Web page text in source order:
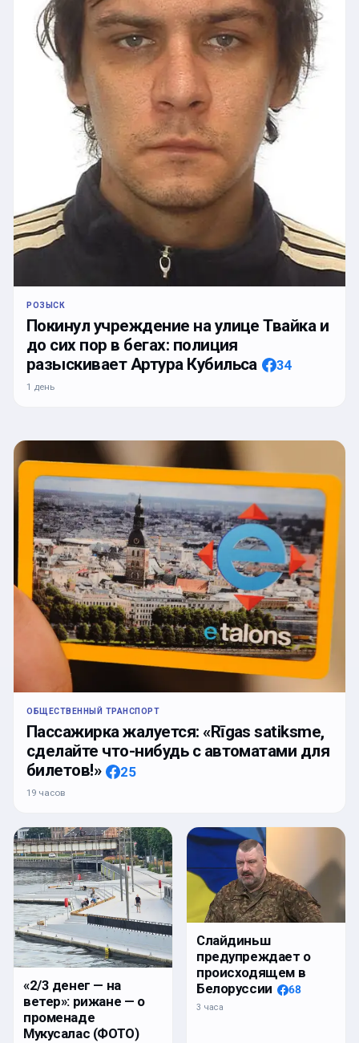
РОЗЫСК
Покинул учреждение на улице Твайка и
до сих пор в бегах: полиция
разыскивает Артура Кубильса
34
1 день
ОБЩЕСТВЕННЫЙ ТРАНСПОРТ
Пассажирка жалуется: «Rīgas satiksme,
сделайте что-нибудь с автоматами для
билетов!»
25
19 часов
«2/3 денег — на
ветер»: рижане — о
променаде
Мукусалас (ФОТО)
Слайдиньш
предупреждает о
происходящем в
Белоруссии
68
3 часа